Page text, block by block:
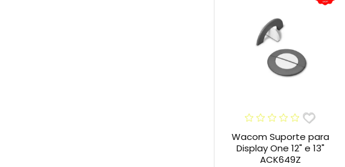
Wacom Suporte para
Display One 12" e 13"
ACK649Z